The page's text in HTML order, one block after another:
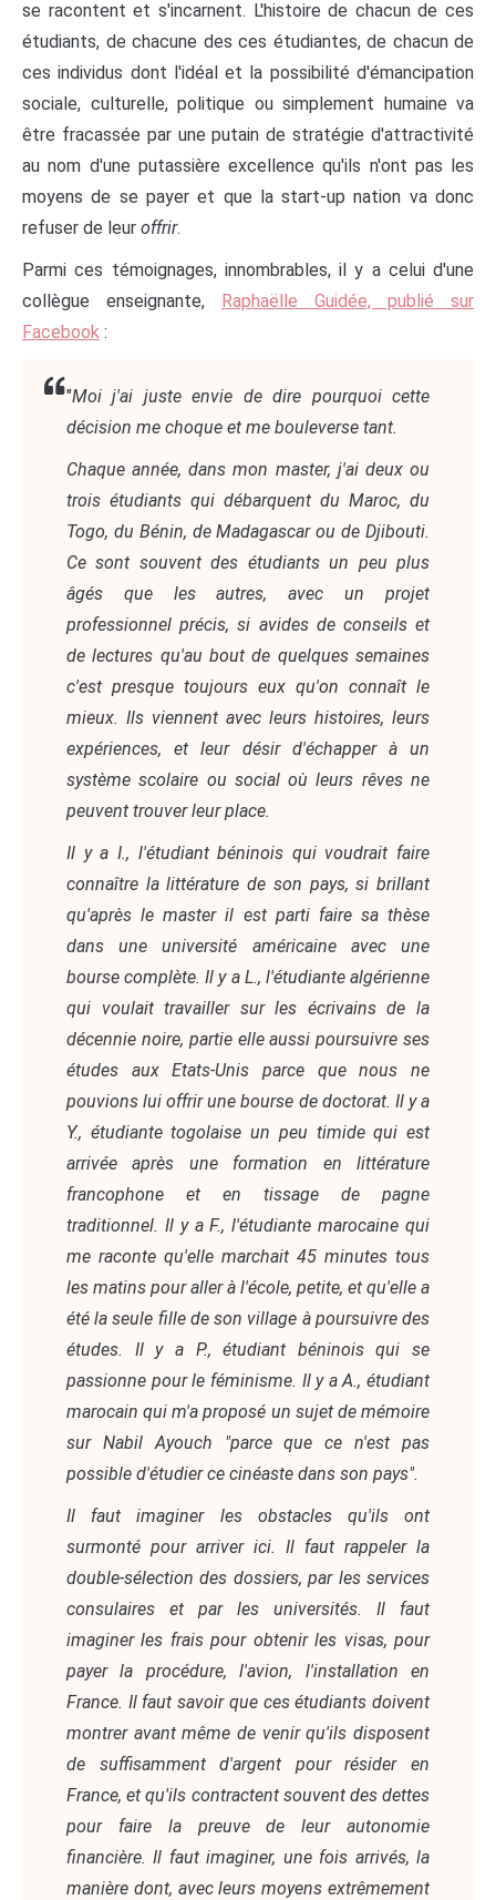
se racontent et s'incarnent. L'histoire de chacun de ces
étudiants, de chacune des ces étudiantes, de chacun de
ces individus dont l'idéal et la possibilité d'émancipation
sociale, culturelle, politique ou simplement humaine va
être fracassée par une putain de stratégie d'attractivité
au nom d'une putassière excellence qu'ils n'ont pas les
moyens de se payer et que la start-up nation va donc
refuser de leur offrir.
Parmi ces témoignages, innombrables, il y a celui d'une
collègue enseignante, Raphaëlle Guidée, publié sur
Facebook :
"Moi j'ai juste envie de dire pourquoi cette
décision me choque et me bouleverse tant.
Chaque année, dans mon master, j'ai deux ou
trois étudiants qui débarquent du Maroc, du
Togo, du Bénin, de Madagascar ou de Djibouti.
Ce sont souvent des étudiants un peu plus
âgés que les autres, avec un projet
professionnel précis, si avides de conseils et
de lectures qu'au bout de quelques semaines
c'est presque toujours eux qu'on connaît le
mieux. Ils viennent avec leurs histoires, leurs
expériences, et leur désir d'échapper à un
système scolaire ou social où leurs rêves ne
peuvent trouver leur place.
Il y a I., l'étudiant béninois qui voudrait faire
connaître la littérature de son pays, si brillant
qu'après le master il est parti faire sa thèse
dans une université américaine avec une
bourse complète. Il y a L., l'étudiante algérienne
qui voulait travailler sur les écrivains de la
décennie noire, partie elle aussi poursuivre ses
études aux Etats-Unis parce que nous ne
pouvions lui offrir une bourse de doctorat. Il y a
Y., étudiante togolaise un peu timide qui est
arrivée après une formation en littérature
francophone et en tissage de pagne
traditionnel. Il y a F., l'étudiante marocaine qui
me raconte qu'elle marchait 45 minutes tous
les matins pour aller à l'école, petite, et qu'elle a
été la seule fille de son village à poursuivre des
études. Il y a P., étudiant béninois qui se
passionne pour le féminisme. Il y a A., étudiant
marocain qui m'a proposé un sujet de mémoire
sur Nabil Ayouch "parce que ce n'est pas
possible d'étudier ce cinéaste dans son pays".
Il faut imaginer les obstacles qu'ils ont
surmonté pour arriver ici. Il faut rappeler la
double-sélection des dossiers, par les services
consulaires et par les universités. Il faut
imaginer les frais pour obtenir les visas, pour
payer la procédure, l'avion, l'installation en
France. Il faut savoir que ces étudiants doivent
montrer avant même de venir qu'ils disposent
de suffisamment d'argent pour résider en
France, et qu'ils contractent souvent des dettes
pour faire la preuve de leur autonomie
financière. Il faut imaginer, une fois arrivés, la
manière dont, avec leurs moyens extrêmement